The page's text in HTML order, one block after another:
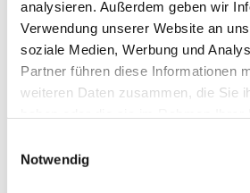
analysieren. Außerdem geben wir
Verwendung unserer Website an
soziale Medien, Werbung und
Partner führen diese Informationen
weiteren Daten zusammen, die Sie
Cookies, wenn Sie unsere
Notwendig
gespeichert werden. Das hat der
entschieden.
Grundsätzlich darf der
vom Unternehmer die
Steuerdaten verlangen und sie
auf seinem Laptop speichern.
sichergestellt sein, dass die